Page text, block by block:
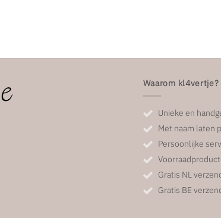
Waarom kl4vertje?
Unieke en
Met naam laten
Persoonlijke
Gratis NL
Gratis BE